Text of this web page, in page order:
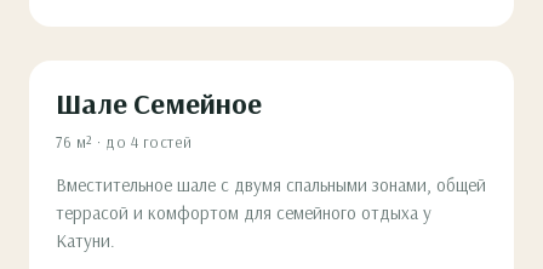
Шале Семейное
76 м² · до 4 гостей
Вместительное шале с двумя спальными зонами, общей
террасой и комфортом для семейного отдыха у
Катуни.